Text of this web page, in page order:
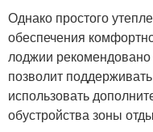
Однако простого
обеспечения
лоджии
позволит
использовать
обустройства зоны